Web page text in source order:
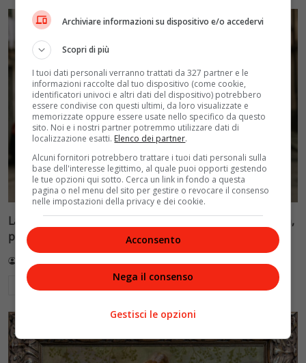
La BBC accusa: bambini italiani in sovrappeso per pizza,
pasta e pane. I dati reali
Leggi di più
Archiviare informazioni su dispositivo e/o accedervi
Scopri di più
I tuoi dati personali verranno trattati da 327 partner e le
informazioni raccolte dal tuo dispositivo (come cookie,
identificatori univoci e altri dati del dispositivo) potrebbero
essere condivise con questi ultimi, da loro visualizzate e
memorizzate oppure essere usate nello specifico da questo
sito. Noi e i nostri partner potremmo utilizzare dati di
localizzazione esatti. Elenco dei partner.
Alcuni fornitori potrebbero trattare i tuoi dati personali sulla
base dell'interesse legittimo, al quale puoi opporti gestendo
le tue opzioni qui sotto. Cerca un link in fondo a questa
pagina o nel menu del sito per gestire o revocare il consenso
nelle impostazioni della privacy e dei cookie.
Acconsento
Nega il consenso
Gestisci le opzioni